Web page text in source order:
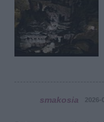
smakosia 2026-